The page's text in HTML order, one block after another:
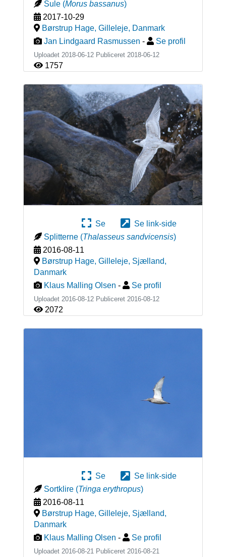
Sule (Morus bassanus)
2017-10-29
Børstrup Hage, Gilleleje, Danmark
Jan Lindgaard Rasmussen - Se profil
Uploadet 2018-06-12 Publiceret 2018-06-12
1757
Se
Se link-side
Splitterne (Thalasseus sandvicensis)
2016-08-11
Børstrup Hage, Gilleleje, Sjælland,
Danmark
Klaus Malling Olsen - Se profil
Uploadet 2016-08-12 Publiceret 2016-08-12
2072
Se
Se link-side
Sortklire (Tringa erythropus)
2016-08-11
Børstrup Hage, Gilleleje, Sjælland,
Danmark
Klaus Malling Olsen - Se profil
Uploadet 2016-08-21 Publiceret 2016-08-21